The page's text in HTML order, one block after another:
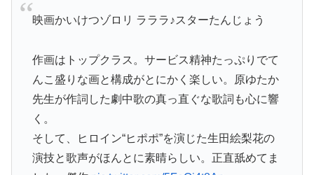
映画かいけつゾロリ ラララ♪スターたんじょう
作画はトップクラス。サービス精神たっぷりでて
んこ盛りな画と構成がとにかく楽しい。原ゆたか
先生が作詞した劇中歌の真っ直ぐな歌詞も心に響
く。
そして、ヒロイン“ヒポポ”を演じた生田絵梨花の
演技と歌声がほんとに素晴らしい。正直舐めてま